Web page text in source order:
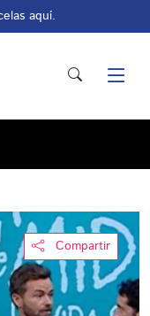
aquí.
Compartir